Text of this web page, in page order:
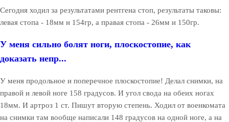
Сегодня ходил за результатами рентгена стоп, результаты таковы:
левая стопа - 18мм и 154гр, а правая стопа - 26мм и 150гр.
У меня сильно болят ноги, плоскостопие, как
доказать непр...
У меня продольное и поперечное плоскостопие! Делал снимки, на
правой и левой ноге 158 градусов. И угол свода на обеих ногах
18мм. И артроз 1 ст. Пишут вторую степень. Ходил от военкомата
на снимки там вообще написали 148 градусов на одной ноге, а на